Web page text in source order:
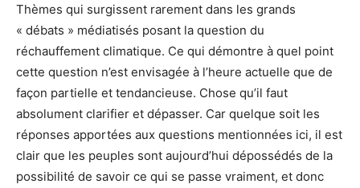
Thèmes qui surgissent rarement dans les grands
« débats » médiatisés posant la question du
réchauffement climatique. Ce qui démontre à quel point
cette question n’est envisagée à l’heure actuelle que de
façon partielle et tendancieuse. Chose qu’il faut
absolument clarifier et dépasser. Car quelque soit les
réponses apportées aux questions mentionnées ici, il est
clair que les peuples sont aujourd’hui dépossédés de la
possibilité de savoir ce qui se passe vraiment, et donc